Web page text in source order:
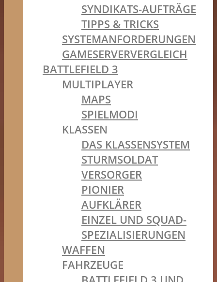
SYNDIKATS-AUFTRÄGE
TIPPS & TRICKS
SYSTEMANFORDERUNGEN
GAMESERVERVERGLEICH
BATTLEFIELD 3
MULTIPLAYER
MAPS
SPIELMODI
KLASSEN
DAS KLASSENSYSTEM
STURMSOLDAT
VERSORGER
PIONIER
AUFKLÄRER
EINZEL UND SQUAD-
SPEZIALISIERUNGEN
WAFFEN
FAHRZEUGE